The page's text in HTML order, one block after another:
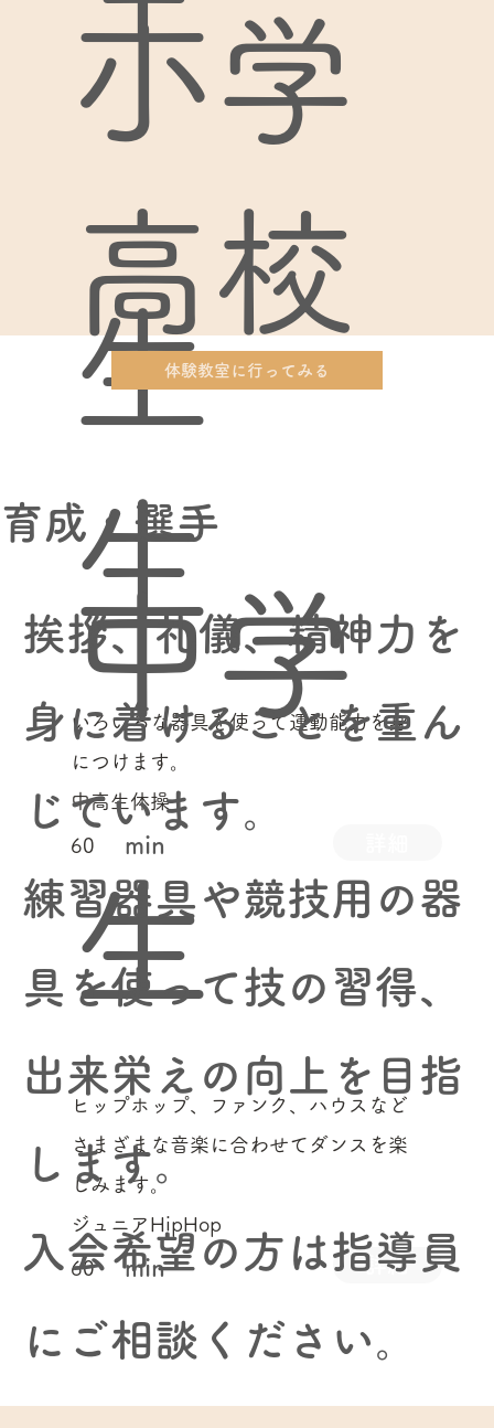
高校
生
いろいろな器具を使って運動能力を身
につけます。
中高生体操
60 min
小学
生～
中学
生
ヒップホップ、ファンク、ハウスなど
さまざまな音楽に合わせてダンスを楽
しみます。
詳細
ジュニアHipHop
60 min
体験教室に行ってみる
育成・選手
​挨拶、礼儀、精神力を
身に着けることを重ん
じています。
練習器具や競技用の器
具を使って技の習得、
出来栄えの向上を目指
します。
​入会希望の方は指導員
にご相談ください。